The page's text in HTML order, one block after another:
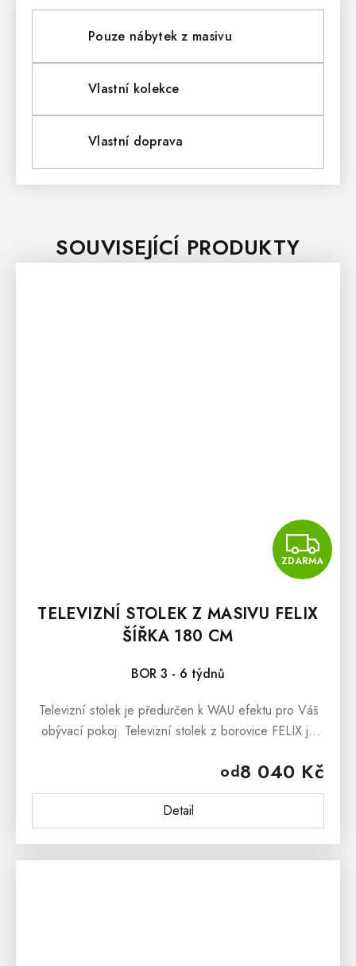
Pouze nábytek z masivu
Vlastní kolekce
Vlastní doprava
SOUVISEJÍCÍ PRODUKTY
ZDARMA
TELEVIZNÍ STOLEK Z MASIVU FELIX
ŠÍŘKA 180 CM
BOR 3 - 6 týdnů
od8 040 Kč
Detail
Televizní stolek je předurčen k WAU efektu pro Váš
obývací pokoj. Televizní stolek z borovice FELIX je
nábytek z masivu...